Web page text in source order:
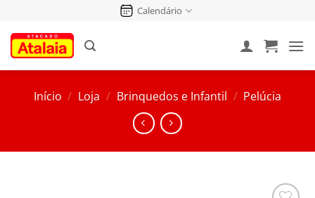
conteúdo
Calendário
Início / Loja / Brinquedos e Infantil / Pelúcia